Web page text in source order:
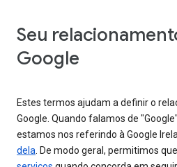
Seu
Google
Estes termos ajudam a definir o
Google. Quando falamos de
estamos nos referindo à Google
dela . De modo geral, permitimos